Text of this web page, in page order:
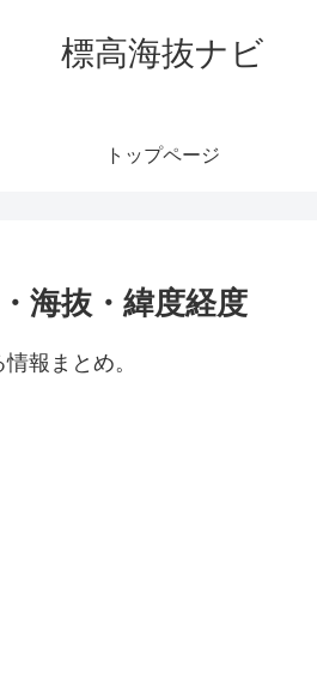
標高海抜ナビ
トップページ
海抜・緯度経度
報まとめ。